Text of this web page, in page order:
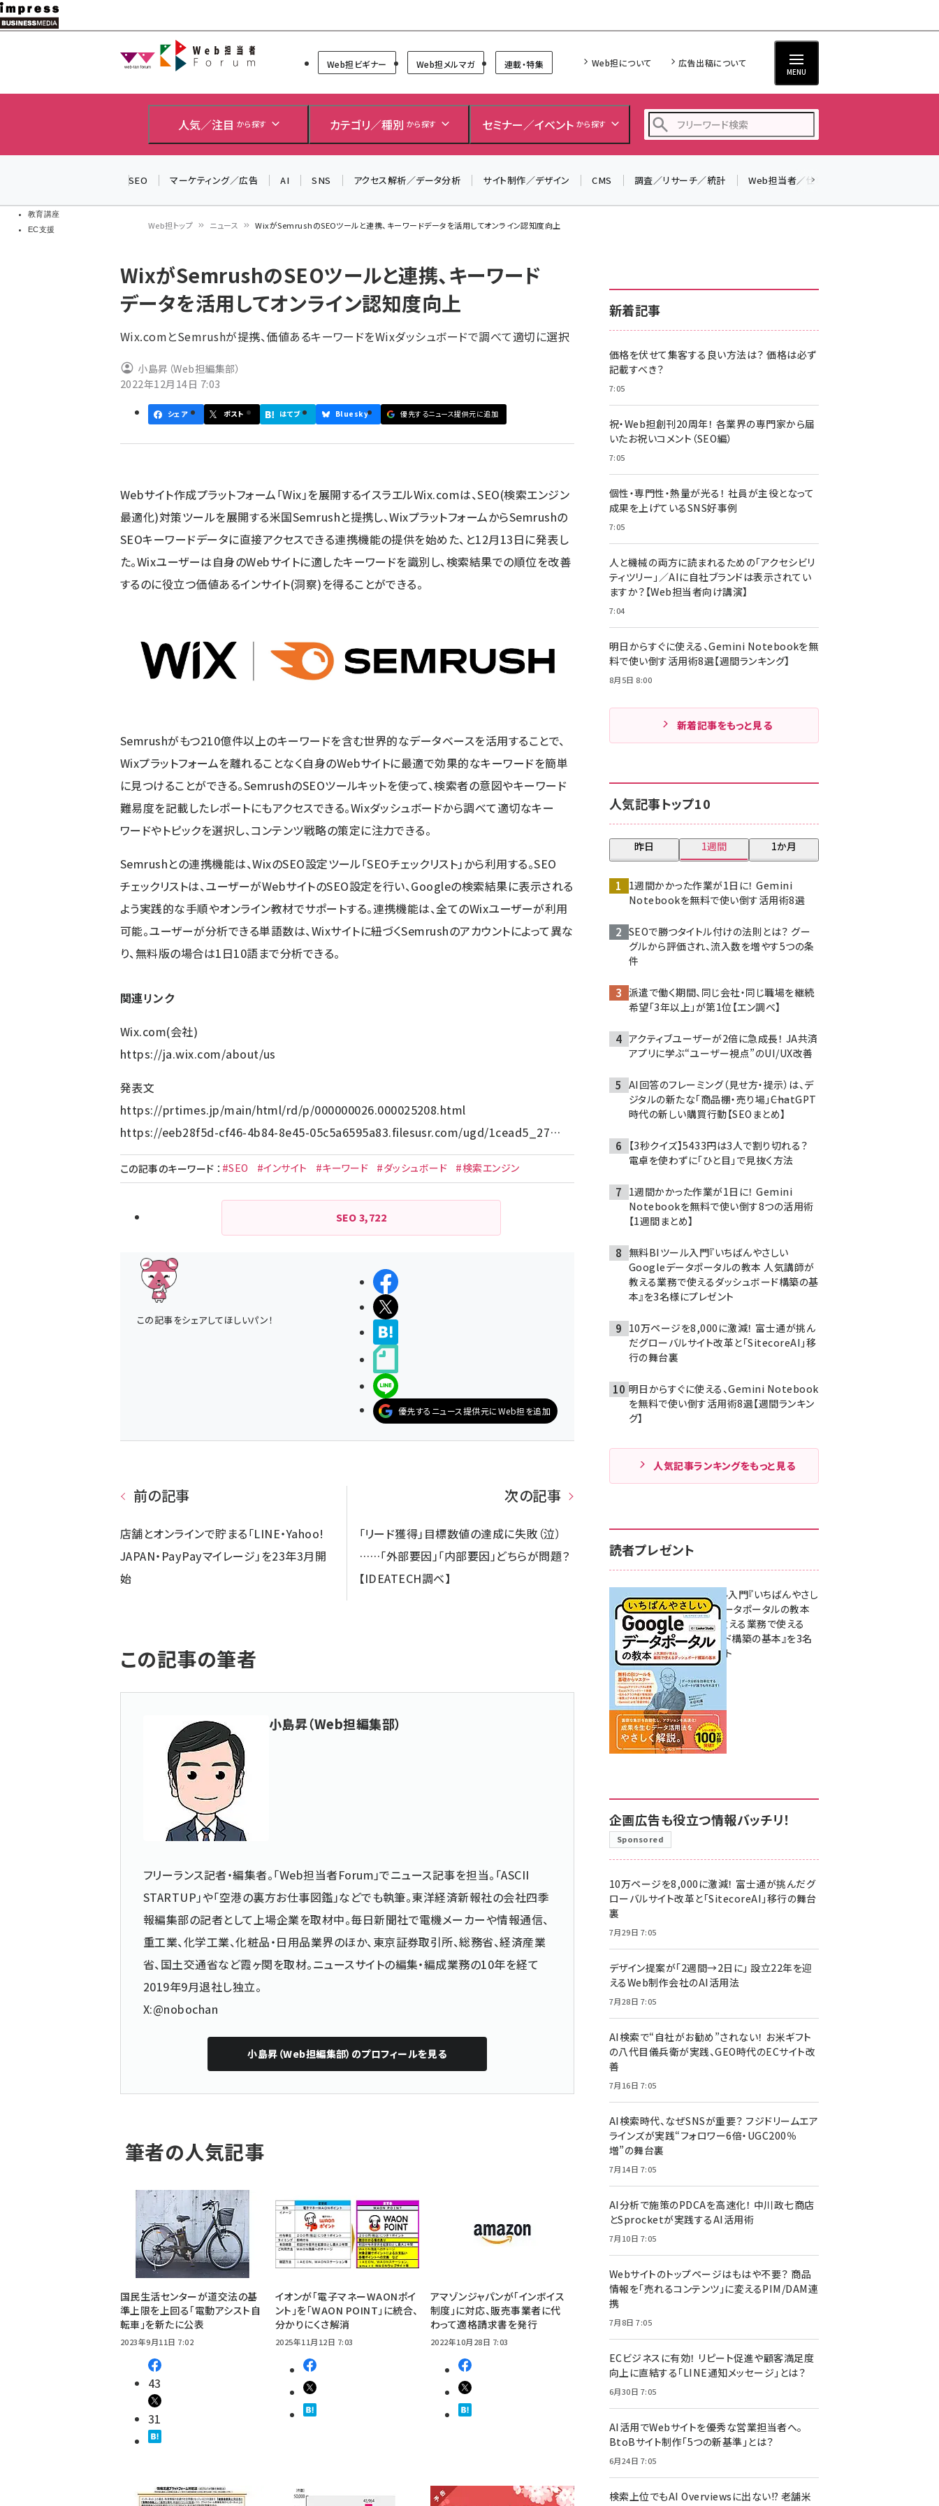
メ
イ
教育講座
EC支援
Web担当者Forum
Web担ビギナー Web担メルマガ 連載・特集 Web担について 広告出稿について
MENU
人気／注目 から探す カテゴリ／種別 から探す セミナー／イベント から探す
z世代 (1617)
meo (1274)
SEO マーケティング／広告 AI SNS アクセス解析／データ分析 サイト制作／デザイン CMS 調査／リサーチ／統計 Web担当者／仕事
ン
く
ず
Web担トップ ニュース WixがSemrushのSEOツールと連携、キーワードデータを活用してオンライン認知度向上
WixがSemrushのSEOツールと連携、キーワード
データを活用してオンライン認知度向上
Wix.comとSemrushが提携、価値あるキーワードをWixダッシュボードで調べて適切に選択
小島昇（Web担編集部）
2022年12月14日 7:03
シェア ポスト はてブ Bluesky 優先するニュース提供元に追加
Webサイト作成プラットフォーム「Wix」を展開するイスラエルWix.comは、SEO(検索エンジン
最適化)対策ツールを展開する米国Semrushと提携し、WixプラットフォームからSemrushの
SEOキーワードデータに直接アクセスできる連携機能の提供を始めた、と12月13日に発表し
た。Wixユーザーは自身のWebサイトに適したキーワードを識別し、検索結果での順位を改善
するのに役立つ価値あるインサイト(洞察)を得ることができる。
Semrushがもつ210億件以上のキーワードを含む世界的なデータベースを活用することで、
Wixプラットフォームを離れることなく自身のWebサイトに最適で効果的なキーワードを簡単
に見つけることができる。SemrushのSEOツールキットを使って、検索者の意図やキーワード
難易度を記載したレポートにもアクセスできる。Wixダッシュボードから調べて適切なキー
ワードやトピックを選択し、コンテンツ戦略の策定に注力できる。
Semrushとの連携機能は、WixのSEO設定ツール「SEOチェックリスト」から利用する。SEO
チェックリストは、ユーザーがWebサイトのSEO設定を行い、Googleの検索結果に表示される
よう実践的な手順やオンライン教材でサポートする。連携機能は、全てのWixユーザーが利用
可能。ユーザーが分析できる単語数は、Wixサイトに紐づくSemrushのアカウントによって異な
り、無料版の場合は1日10語まで分析できる。
関連リンク
Wix.com(会社)
https://ja.wix.com/about/us
発表文
https://prtimes.jp/main/html/rd/p/000000026.000025208.html
https://eeb28f5d-cf46-4b84-8e45-05c5a6595a83.filesusr.com/ugd/1cead5_27…
この記事のキーワード ： #SEO #インサイト #キーワード #ダッシュボード #検索エンジン
SEO 3,722
この記事をシェアしてほしいパン！
シェアする
ポストする
LINEで送る
優先するニュース提供元にWeb担を追加
前の記事
店舗とオンラインで貯まる「LINE・Yahoo!
JAPAN・PayPayマイレージ」を23年3月開
始
次の記事
「リード獲得」目標数値の達成に失敗（泣）
……「外部要因」「内部要因」どちらが問題？
【IDEATECH調べ】
この記事の筆者
小島昇（Web担編集部）
フリーランス記者・編集者。「Web担当者Forum」でニュース記事を担当。「ASCII
STARTUP」や「空港の裏方お仕事図鑑」などでも執筆。東洋経済新報社の会社四季
報編集部の記者として上場企業を取材中。毎日新聞社で電機メーカーや情報通信、
重工業、化学工業、化粧品・日用品業界のほか、東京証券取引所、総務省、経済産業
省、国土交通省など霞ヶ関を取材。ニュースサイトの編集・編成業務の10年を経て
2019年9月退社し独立。
X:@nobochan
小島昇（Web担編集部） のプロフィールを見る
筆者の人気記事
国民生活センターが道交法の基
準上限を上回る「電動アシスト自
転車」を新たに公表
2023年9月11日 7:02
43
31
イオンが「電子マネーWAONポイ
ント」を「WAON POINT」に統合、
分かりにくさ解消
2025年11月12日 7:03
アマゾンジャパンが「インボイス
制度」に対応、販売事業者に代
わって適格請求書を発行
2022年10月28日 7:03
新着記事
価格を伏せて集客する良い方法は？ 価格は必ず
記載すべき？
7:05
祝・Web担創刊20周年！ 各業界の専門家から届
いたお祝いコメント（SEO編）
7:05
個性・専門性・熱量が光る！ 社員が主役となって
成果を上げているSNS好事例
7:05
人と機械の両方に読まれるための「アクセシビリ
ティツリー」／AIに自社ブランドは表示されてい
ますか？【Web担当者向け講演】
7:04
明日からすぐに使える、Gemini Notebookを無
料で使い倒す活用術8選【週間ランキング】
8月5日 8:00
新着記事をもっと見る
人気記事トップ10
昨日 1週間 1か月
1週間かかった作業が1日に！ Gemini
Notebookを無料で使い倒す活用術8選
SEOで勝つタイトル付けの法則とは？ グー
グルから評価され、流入数を増やす5つの条
件
派遣で働く期間、同じ会社・同じ職場を継続
希望「3年以上」が第1位【エン調べ】
アクティブユーザーが2倍に急成長！ JA共済
アプリに学ぶ“ユーザー視点”のUI/UX改善
AI回答のフレーミング（見せ方・提示）は、デ
ジタルの新たな「商品棚・売り場」――ChatGPT
時代の新しい購買行動【SEOまとめ】
【3秒クイズ】5433円は3人で割り切れる？
電卓を使わずに「ひと目」で見抜く方法
1週間かかった作業が1日に！ Gemini
Notebookを無料で使い倒す8つの活用術
【1週間まとめ】
無料BIツール入門『いちばんやさしい
Googleデータポータルの教本 人気講師が
教える業務で使えるダッシュボード構築の基
本』を3名様にプレゼント
10万ページを8,000に激減！ 富士通が挑ん
だグローバルサイト改革と「SitecoreAI」移
行の舞台裏
明日からすぐに使える、Gemini Notebook
を無料で使い倒す活用術8選【週間ランキン
グ】
人気記事ランキングをもっと見る
読者プレゼント
無料BIツール入門『いちばんやさし
いGoogleデータポータルの教本
人気講師が教える業務で使える
ダッシュボード構築の基本』を3名
様にプレゼント
7月31日 10:00
企画広告も役立つ情報バッチリ！
Sponsored
10万ページを8,000に激減！ 富士通が挑んだグ
ローバルサイト改革と「SitecoreAI」移行の舞台
裏
7月29日 7:05
デザイン提案が「2週間→2日に」 設立22年を迎
えるWeb制作会社のAI活用法
7月28日 7:05
AI検索で“自社がお勧め”されない！ お米ギフト
の八代目儀兵衛が実践、GEO時代のECサイト改
善
7月16日 7:05
AI検索時代、なぜSNSが重要？ フジドリームエア
ラインズが実践“フォロワー6倍・UGC200％
増”の舞台裏
7月14日 7:05
AI分析で施策のPDCAを高速化！ 中川政七商店
とSprocketが実践するAI活用術
7月10日 7:05
Webサイトのトップページはもはや不要？ 商品
情報を「売れるコンテンツ」に変えるPIM/DAM連
携
7月8日 7:05
ECビジネスに有効！ リピート促進や顧客満足度
向上に直結する「LINE通知メッセージ」とは？
6月30日 7:05
AI活用でWebサイトを優秀な営業担当者へ。
BtoBサイト制作「5つの新基準」とは？
6月24日 7:05
検索上位でもAI Overviewsに出ない!? 老舗米
＼ 読者アンケートにご協力ください ／
▼アンケートページはこちらから▼